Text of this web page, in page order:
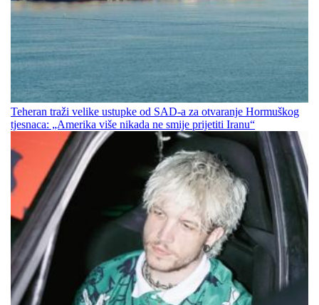
Teheran traži velike ustupke od SAD-a za otvaranje Hormuškog
tjesnaca: „Amerika više nikada ne smije prijetiti Iranu“